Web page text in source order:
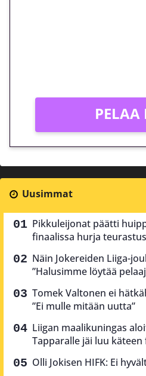
PELAA
Uusimmat
Pikkuleijonat päätti
finaalissa hurja teurastus
Näin Jokereiden Liiga-
”Halusimme löytää
Tomek Valtonen ei
”Ei mulle mitään uutta”
Liigan maalikuningas
Tapparalle jäi luu käteen
Olli Jokisen HIFK: Ei